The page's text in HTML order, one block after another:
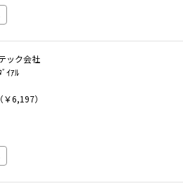
ック会社
ﾞｲｱﾙ
6,197）